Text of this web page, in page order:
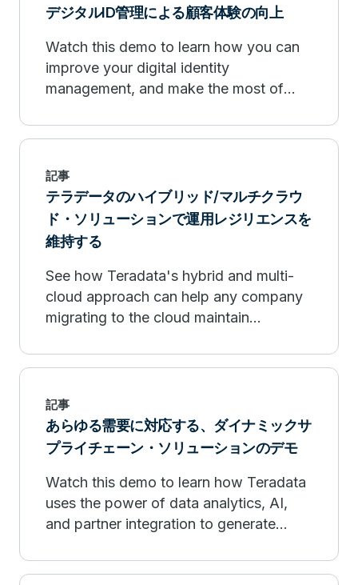
デジタルID管理による顧客体験の向上
Watch this demo to learn how you can
improve your digital identity
management, and make the most of
Vantage and Celebrus.
記事
テラデータのハイブリッド/マルチクラウ
ド・ソリューションで運用レジリエンスを
維持する
See how Teradata's hybrid and multi-
cloud approach can help any company
migrating to the cloud maintain
regulatory requirements.
記事
あらゆる需要に対応する、ダイナミックサ
プライチェーン・ソリューションのデモ
Watch this demo to learn how Teradata
uses the power of data analytics, AI,
and partner integration to generate